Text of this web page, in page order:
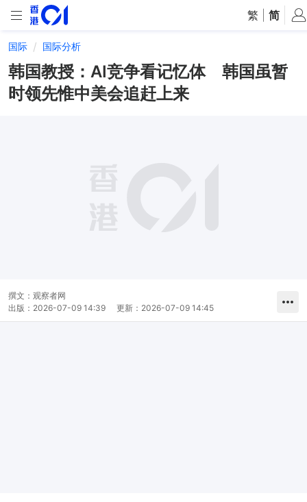
繁 简
国际 国际分析
韩国教授：AI竞争看记忆体 韩国虽暂
时领先惟中美会追赶上来
撰文： 观察者网
出版： 2026-07-09 14:39 更新： 2026-07-09 14:45